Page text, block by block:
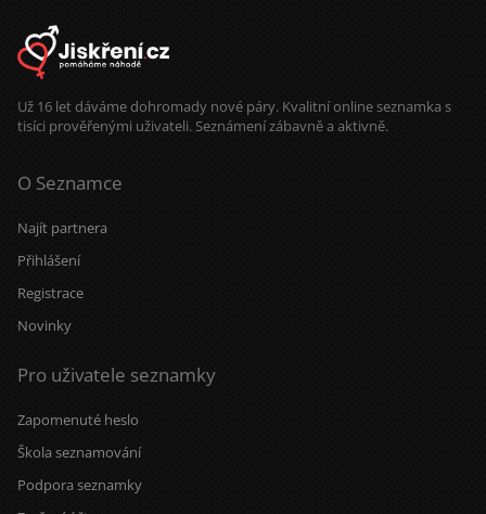
Už 16 let dáváme dohromady nové páry. Kvalitní online seznamka s
tisíci prověřenými uživateli. Seznámení zábavně a aktivně.
O Seznamce
Najít partnera
Přihlášení
Registrace
Novinky
Pro uživatele seznamky
Zapomenuté heslo
Škola seznamování
Podpora seznamky